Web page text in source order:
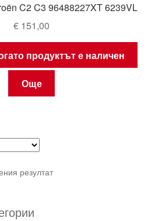
C2 C3 96488227XT 6239VL
€ 151,00
продуктът е наличен
Още
резултат